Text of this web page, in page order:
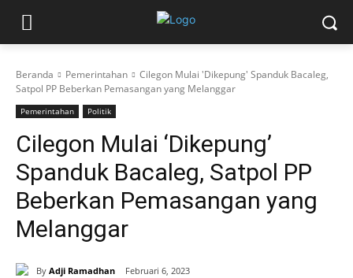
Beranda Pemerintahan
Cilegon Mulai 'Dikepung' Spanduk Bacaleg,
Satpol PP Beberkan Pemasangan yang Melanggar
Pemerintahan Politik
Cilegon Mulai ‘Dikepung’
Spanduk Bacaleg, Satpol PP
Beberkan Pemasangan yang
Melanggar
By Adji Ramadhan Februari 6, 2023